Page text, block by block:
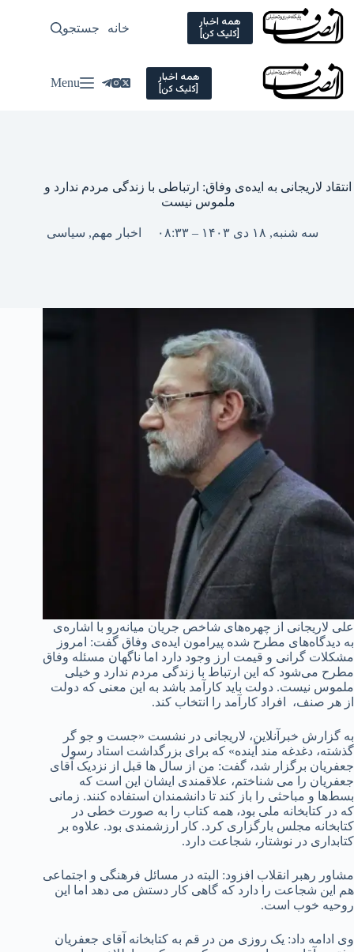
Skip
content
همه اخبار
[کلیک کن] خانه سیاسی
جستجو
همه اخبار
[کلیک کن] Menu
انتقاد لاریجانی به ایده‌ی وفاق: ارتباطی با زندگی مردم ندارد و
ملموس نیست
سه شنبه, ۱۸ دی ۱۴۰۳ – ۰۸:۳۳ اخبار مهم, سیاسی
علی لاریجانی از چهره‌های شاخص جریان میانه‌رو با اشاره‌ی
به دیدگاه‌های مطرح شده پیرامون ایده‌ی وفاق گفت: امروز
مشکلات گرانی و قیمت ارز وجود دارد اما ناگهان مسئله وفاق
مطرح می‌شود که این ارتباط با زندگی مردم ندارد و خیلی
ملموس نیست. دولت باید کارآمد باشد به این معنی که دولت
از هر صنف، افراد کارآمد را انتخاب کند.
به گزارش خبرآنلاین، لاریجانی در نشست «جست و جو گر
گذشته، دغدغه مند آینده» که برای بزرگداشت استاد رسول
جعفریان برگزار شد، گفت: من از سال ها قبل از نزدیک آقای
جعفریان را می شناختم، علاقمندی ایشان این است که
بسط‌ها و مباحثی را باز کند تا دانشمندان استفاده کنند. زمانی
که در کتابخانه ملی بود، همه کتاب را به صورت خطی در
کتابخانه مجلس بارگزاری کرد. کار ارزشمندی بود. علاوه بر
کتابداری در نوشتار، شجاعت دارد.
مشاور رهبر انقلاب افزود: البته در مسائل فرهنگی و اجتماعی
هم این شجاعت را دارد که گاهی کار دستش می دهد اما این
روحیه خوب است.
وی ادامه داد: یک روزی من در قم به کتابخانه آقای جعفریان